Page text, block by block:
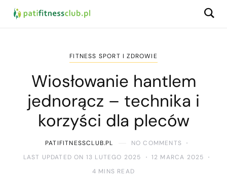
FITNESS SPORT I ZDROWIE
Wiosłowanie hantlem
jednorącz – technika i
korzyści dla pleców
PATIFITNESSCLUB.PL
NO COMMENTS
LAST UPDATED ON 13 LUTEGO 2025
12 MARCA 2025
4 MINS READ